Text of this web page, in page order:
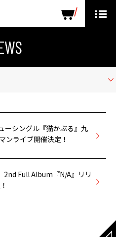
ーシングル『猫かぶる』九
ンライブ開催決定！
2nd Full Album『N/A』リリ